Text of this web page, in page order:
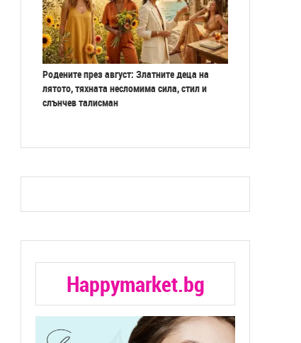
Родените през август: Златните деца на
лятото, тяхната несломима сила, стил и
слънчев талисман
Happymarket.bg